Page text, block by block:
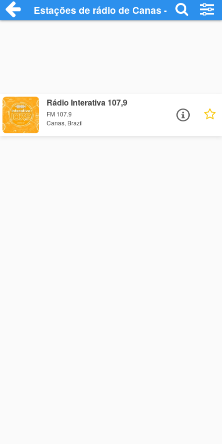
Estações de rádio de Canas - Ouça
Rádio Interativa 107,9
FM 107.9
Canas, Brazil